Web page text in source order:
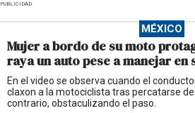
PUBLICIDAD
MÉXICO
Mujer a bordo de su moto
raya un auto pese a manejar
En el video se observa cuando el
claxon a la motociclista tras percatarse
contrario, obstaculizando el paso.